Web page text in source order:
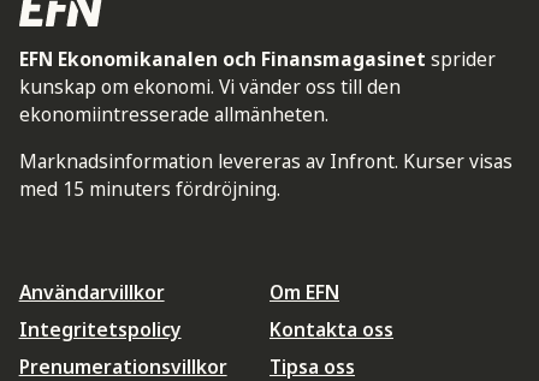
EFN Ekonomikanalen och Finansmagasinet sprider
kunskap om ekonomi. Vi vänder oss till den
ekonomiintresserade allmänheten.
Marknadsinformation levereras av Infront. Kurser visas
med 15 minuters fördröjning.
Användarvillkor
Integritetspolicy
Prenumerationsvillkor
Om EFN
Kontakta oss
Tipsa oss